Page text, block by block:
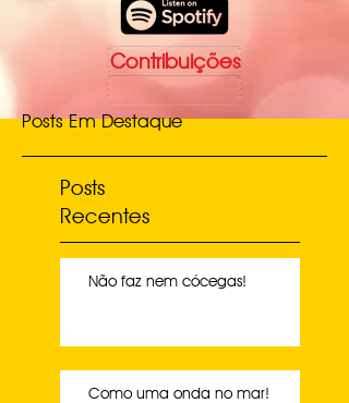
Contribuições
Posts Em Destaque
Posts
Recentes
Não faz nem cócegas!
Como uma onda no mar!